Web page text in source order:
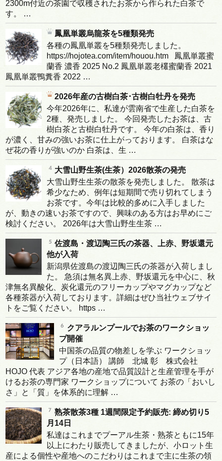
2300m付近の茶園で収穫されたお茶から作られた白茶で
す。 …
鳳凰単叢烏龍茶を5種類発売
各種の鳳凰単叢を5種類発売しました。
https://hojotea.com/item/houou.htm 鳳凰単叢蜜
蘭香 濃香 2025 No.2 鳳凰単叢老欉蜜蘭香 2021
鳳凰単叢鴨糞香 2022 …
2026年産の古樹白茶･古樹白牡丹を発売
今年2026年に、私達が雲南省で生産した白茶を
2種、発売しました。 今回発売したお茶は、古
樹白茶と古樹白牡丹です。 今年の白茶は、香り
が濃く、甘みの強いお茶に仕上がっております。 白茶はな
ぜ花の香りが強いのか 白茶は、生 …
大雪山野生茶(生茶）2026散茶の発売
大雪山野生生茶の散茶を発売しました。 散茶は
希少なため、例年は短期間で売り切れてしまう
お茶です。今年は比較的多めに入手しました
が、動きの速いお茶ですので、興味のある方はお早めにご
検討ください。 2026年は大雪山野生生茶 …
佐渡島・渡辺陶三氏の茶器、上赤、野坂還元
他が入荷
新潟県佐渡島の渡辺陶三氏の茶器が入荷しまし
た。 急須は無名異上赤、野坂還元を中心に、秋
津無名異酸化、炭化還元のフリーカップやマグカップなど
各種茶器が入荷しております。詳細はぜひ当社ウェブサイ
トをご覧ください。 https …
クアラルンプールでお茶のワークショッ
プ開催
中国茶の品質の物差しを学ぶ ワークショッ
プ（日本語） 講師 北城 彰 株式会社
HOJO 代表 アジア各地の産地で品質設計と生産管理を手が
けるお茶の専門家 ワークショップについて お茶の「おいし
さ」と「質」を体系的に理解 …
熟茶散茶3種 1週間限定予約販売: 締め切り5
月14日
私達はこれまでプーアル生茶・熟茶ともに15年
以上にわたり販売してきましたが、小ロット生
産による個性や産地へのこだわりはこれまで主に生茶の領